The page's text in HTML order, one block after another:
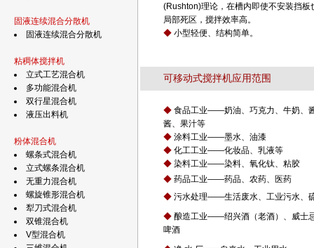
固液连续混合分散机
固液连续混合分散机
粘稠体搅拌机
立式工艺混合机
多功能混合机
双行星混合机
液压出料机
粉体混合机
螺条式混合机
立式螺条混合机
无重力混合机
螺旋锥形混合机
犁刀式混合机
双锥混合机
V型混合机
(Rushton)理论，在槽内即使不安装挡板
局部死区，搅拌效率高。
◆ 小型轻便、结构简单。
可移动式搅拌机应用范围
◆ 食品工业——奶油、巧克力、牛奶、
酱、果汁等
◆ 涂料工业——墨水、油漆
◆ 化工工业——化妆品、乳液等
◆ 染料工业——染料、氧化钛、粘胶
◆ 药品工业——药品、农药、医药
◆ 污水处理——生活废水、工业污水、
◆ 酿造工业——绍兴酒（老酒）、威士
啤酒